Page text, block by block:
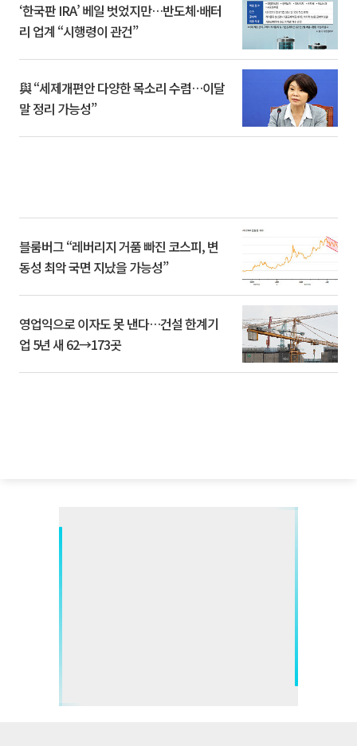
‘한국판 IRA’ 베일 벗었지만…반도체·배터
리 업계 “시행령이 관건”
與 “세제개편안 다양한 목소리 수렴…이달
말 정리 가능성”
블룸버그 “레버리지 거품 빠진 코스피, 변
동성 최악 국면 지났을 가능성”
영업익으로 이자도 못 낸다…건설 한계기
업 5년 새 62→173곳